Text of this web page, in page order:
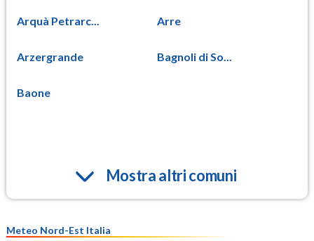
Arquà Petrarc... Arre
Arzergrande Bagnoli di So...
Baone
Mostra altri comuni
Meteo Nord-Est Italia